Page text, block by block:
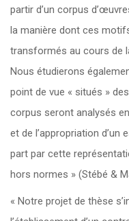
partir d’un corpus
la manière dont ces
transformés au cours de
Nous étudierons
point de vue « situés »
corpus seront analysés
et de l’appropriation d’un
part par cette
hors normes » (Stébé &
« Notre projet de thèse